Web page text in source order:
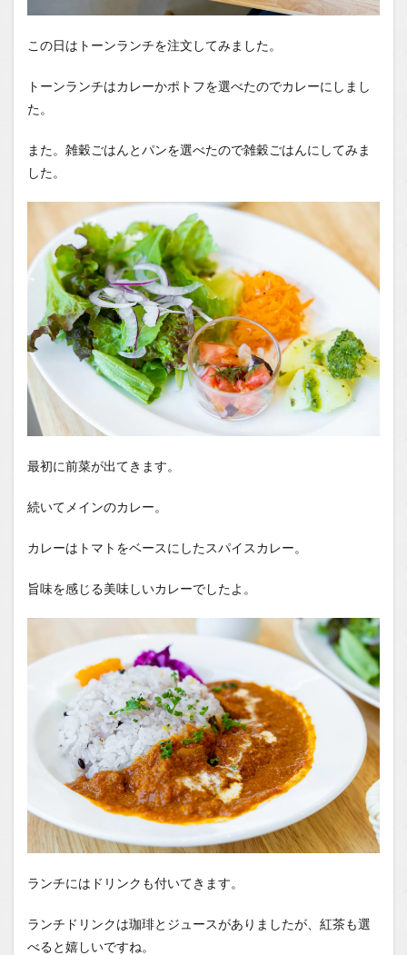
この日はトーンランチを注文してみました。
トーンランチはカレーかポトフを選べたのでカレーにしまし
た。
また。雑穀ごはんとパンを選べたので雑穀ごはんにしてみま
した。
最初に前菜が出てきます。
続いてメインのカレー。
カレーはトマトをベースにしたスパイスカレー。
旨味を感じる美味しいカレーでしたよ。
ランチにはドリンクも付いてきます。
ランチドリンクは珈琲とジュースがありましたが、紅茶も選
べると嬉しいですね。